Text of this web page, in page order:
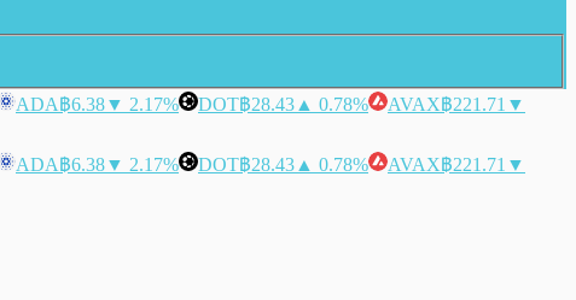
ADA฿6.38▼ 2.17% DOT฿28.43 ▲ 0.78% AVAX฿221.71 ▼
ADA฿6.38▼ 2.17% DOT฿28.43 ▲ 0.78% AVAX฿221.71 ▼